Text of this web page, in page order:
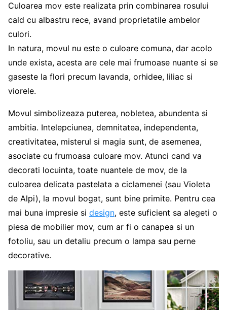
Culoarea mov este realizata prin combinarea rosului
cald cu albastru rece, avand proprietatile ambelor
culori.
In natura, movul nu este o culoare comuna, dar acolo
unde exista, acesta are cele mai frumoase nuante si se
gaseste la flori precum lavanda, orhidee, liliac si
viorele.
Movul simbolizeaza puterea, nobletea, abundenta si
ambitia. Intelepciunea, demnitatea, independenta,
creativitatea, misterul si magia sunt, de asemenea,
asociate cu frumoasa culoare mov. Atunci cand va
decorati locuinta, toate nuantele de mov, de la
culoarea delicata pastelata a ciclamenei (sau Violeta
de Alpi), la movul bogat, sunt bine primite. Pentru cea
mai buna impresie si design, este suficient sa alegeti o
piesa de mobilier mov, cum ar fi o canapea si un
fotoliu, sau un detaliu precum o lampa sau perne
decorative.